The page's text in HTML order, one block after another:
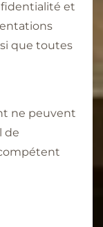
et
que toutes
ne peuvent
de